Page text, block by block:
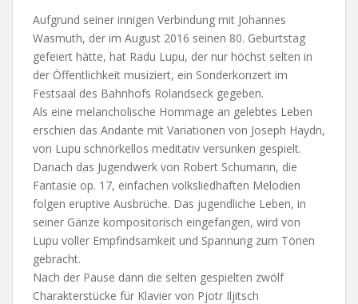
Aufgrund seiner innigen Verbindung mit Johannes
Wasmuth, der im August 2016 seinen 80. Geburtstag
gefeiert hätte, hat Radu Lupu, der nur höchst selten in
der Öffentlichkeit musiziert, ein Sonderkonzert im
Festsaal des Bahnhofs Rolandseck gegeben.
Als eine melancholische Hommage an gelebtes Leben
erschien das Andante mit Variationen von Joseph Haydn,
von Lupu schnörkellos meditativ versunken gespielt.
Danach das Jugendwerk von Robert Schumann, die
Fantasie op. 17, einfachen volksliedhaften Melodien
folgen eruptive Ausbrüche. Das jugendliche Leben, in
seiner Gänze kompositorisch eingefangen, wird von
Lupu voller Empfindsamkeit und Spannung zum Tönen
gebracht.
Nach der Pause dann die selten gespielten zwölf
Charakterstücke für Klavier von Pjotr Iljitsch